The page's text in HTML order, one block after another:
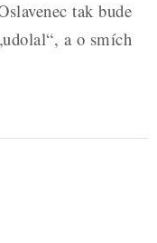
tak bude
a o smích